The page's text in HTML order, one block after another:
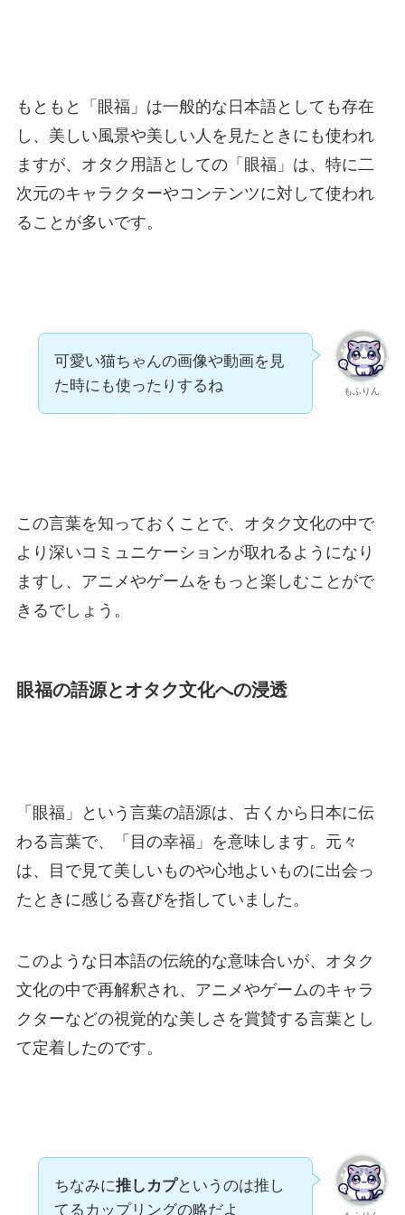
もともと「眼福」は一般的な日本語としても存在
し、美しい風景や美しい人を見たときにも使われ
ますが、オタク用語としての「眼福」は、特に二
次元のキャラクターやコンテンツに対して使われ
ることが多いです。
もふりん
可愛い猫ちゃんの画像や動画を見
た時にも使ったりするね
この言葉を知っておくことで、オタク文化の中で
より深いコミュニケーションが取れるようになり
ますし、アニメやゲームをもっと楽しむことがで
きるでしょう。
眼福の語源とオタク文化への浸透
「眼福」という言葉の語源は、古くから日本に伝
わる言葉で、「目の幸福」を意味します。元々
は、目で見て美しいものや心地よいものに出会っ
たときに感じる喜びを指していました。
このような日本語の伝統的な意味合いが、オタク
文化の中で再解釈され、アニメやゲームのキャラ
クターなどの視覚的な美しさを賞賛する言葉とし
て定着したのです。
ちなみに推しカプというのは推し
てるカップリングの略だよ